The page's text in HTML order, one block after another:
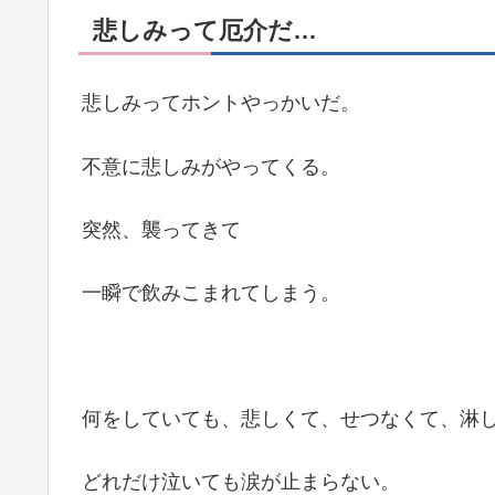
悲しみって厄介だ…
悲しみってホントやっかいだ。
不意に悲しみがやってくる。
突然、襲ってきて
一瞬で飲みこまれてしまう。
何をしていても、悲しくて、せつなくて、淋
どれだけ泣いても涙が止まらない。